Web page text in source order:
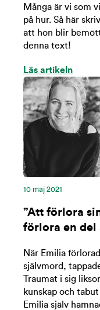
Många är vi som
på hur. Så här
att hon blir
denna text!
Läs artikeln
10 maj 2021
”Att förlora
förlora en del
När Emilia
självmord,
Traumat i sig
kunskap och
Emilia själv